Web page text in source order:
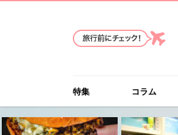
特集 コラム